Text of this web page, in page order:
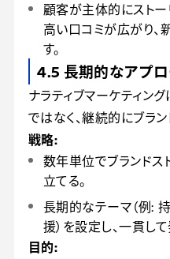
顧客が主体的にストー
高い口コミが広がり
す。
4.5 長期的なアプ
ナラティブマーケティン
ではなく、継続的にブラ
戦略:
数年単位でブランドス
立てる。
長期的なテーマ（例:
援）を設定し、一貫して
目的: